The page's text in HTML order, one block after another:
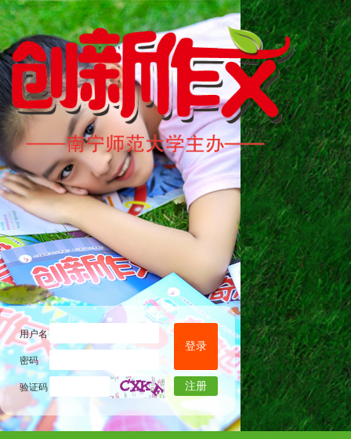
用户名
密码
验证码
登录
注册